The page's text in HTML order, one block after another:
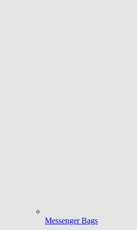
Messenger Bags